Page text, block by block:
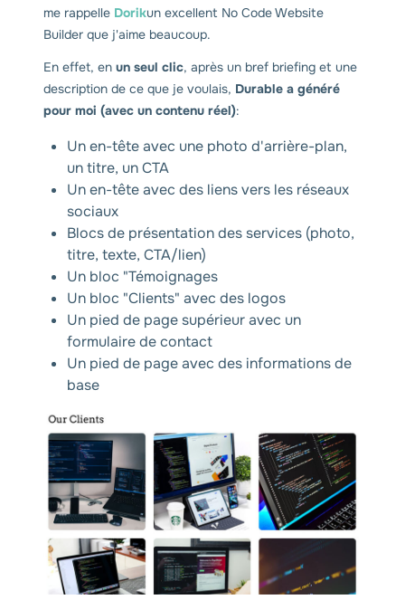
me rappelle Dorikun excellent No Code Website
Builder que j'aime beaucoup.
En effet, en un seul clic, après un bref briefing et une
description de ce que je voulais, Durable a généré
pour moi (avec un contenu réel):
Un en-tête avec une photo d'arrière-plan,
un titre, un CTA
Un en-tête avec des liens vers les réseaux
sociaux
Blocs de présentation des services (photo,
titre, texte, CTA/lien)
Un bloc "Témoignages
Un bloc "Clients" avec des logos
Un pied de page supérieur avec un
formulaire de contact
Un pied de page avec des informations de
base